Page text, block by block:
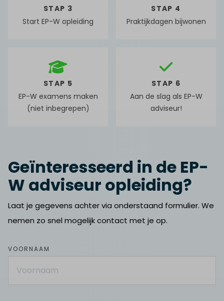
STAP 3
Start EP-W opleiding
STAP 4
Praktijkdagen bijwonen
STAP 5
EP-W examens maken
(niet inbegrepen)
STAP 6
Aan de slag als EP-W
adviseur!
Geïnteresseerd in de EP-
W adviseur opleiding?
Laat je gegevens achter via onderstaand formulier. We
nemen zo snel mogelijk contact met je op.
Leave
this
field
VOORNAAM